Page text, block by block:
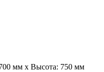
мм x Высота: 750 мм